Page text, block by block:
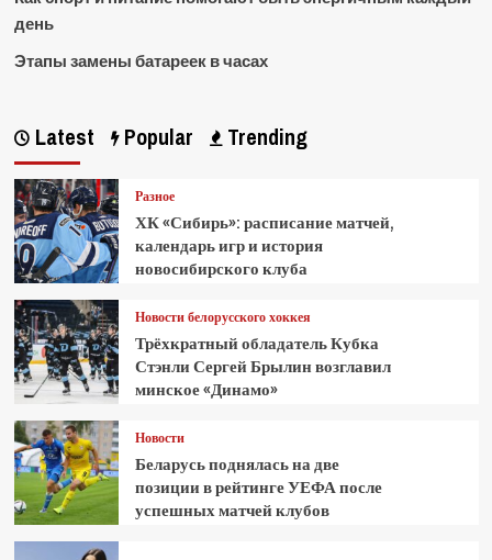
день
Этапы замены батареек в часах
Latest Popular Trending
Разное
ХК «Сибирь»: расписание матчей,
календарь игр и история
новосибирского клуба
Новости белорусского хоккея
Трёхкратный обладатель Кубка
Стэнли Сергей Брылин возглавил
минское «Динамо»
Новости
Беларусь поднялась на две
позиции в рейтинге УЕФА после
успешных матчей клубов